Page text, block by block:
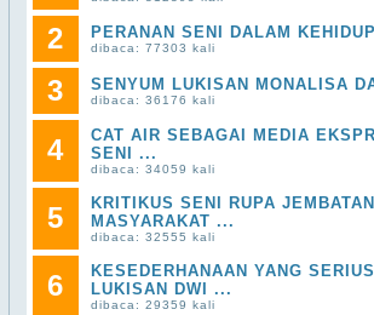
2 PERANAN SENI DALAM
dibaca: 77303 kali
3 SENYUM LUKISAN MONALISA
dibaca: 36176 kali
4
CAT AIR SEBAGAI MEDIA
SENI ...
dibaca: 34059 kali
5
KRITIKUS SENI RUPA JEMBATAN
MASYARAKAT ...
dibaca: 32555 kali
6
KESEDERHANAAN YANG
LUKISAN DWI ...
dibaca: 29359 kali